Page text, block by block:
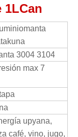
1LCan
3004 3104
max 7
upyana,
café, vino, jugo,